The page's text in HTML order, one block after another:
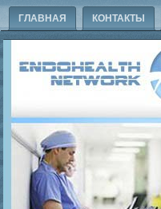
ГЛАВНАЯ КОНТАКТЫ